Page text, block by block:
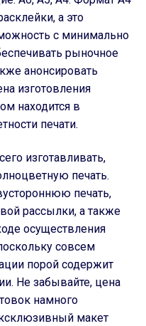
а это
с минимально
рыночное
анонсировать
изготовления
находится в
печати.
изготавливать,
печать.
печать,
рассылки, а также
осуществления
совсем
порой содержит
Не забывайте, цена
намного
макет